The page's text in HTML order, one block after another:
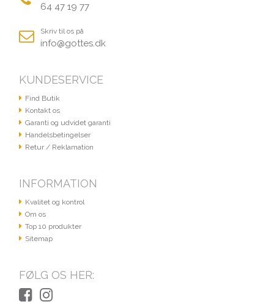
64 47 19 77
Skriv til os på
info@gottes.dk
KUNDESERVICE
Find Butik
Kontakt os
Garanti og udvidet garanti
Handelsbetingelser
Retur / Reklamation
INFORMATION
Kvalitet og kontrol
Om os
Top 10 produkter
Sitemap
FØLG OS HER: